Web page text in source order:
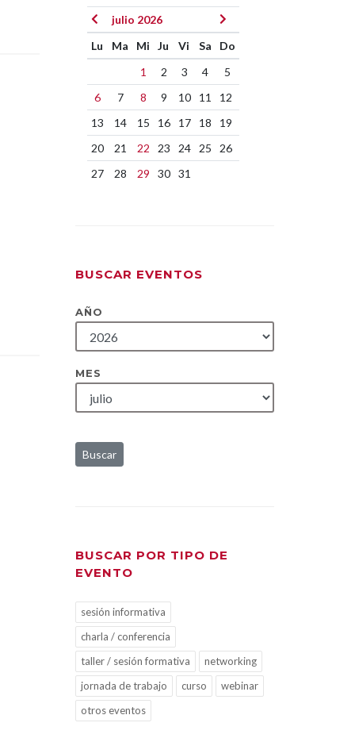
julio 2026
Lu
Ma Mi Ju Vi Sa
Do
1
2 3 4
5
6
7 8 9 10 11
12
13
14 15 16 17 18
19
20
21 22 23 24 25
26
27
28 29 30 31
BUSCAR EVENTOS
AÑO
MES
Buscar
BUSCAR POR TIPO DE
EVENTO
sesión informativa
charla / conferencia
taller / sesión formativa
networking
jornada de trabajo
curso
webinar
otros eventos